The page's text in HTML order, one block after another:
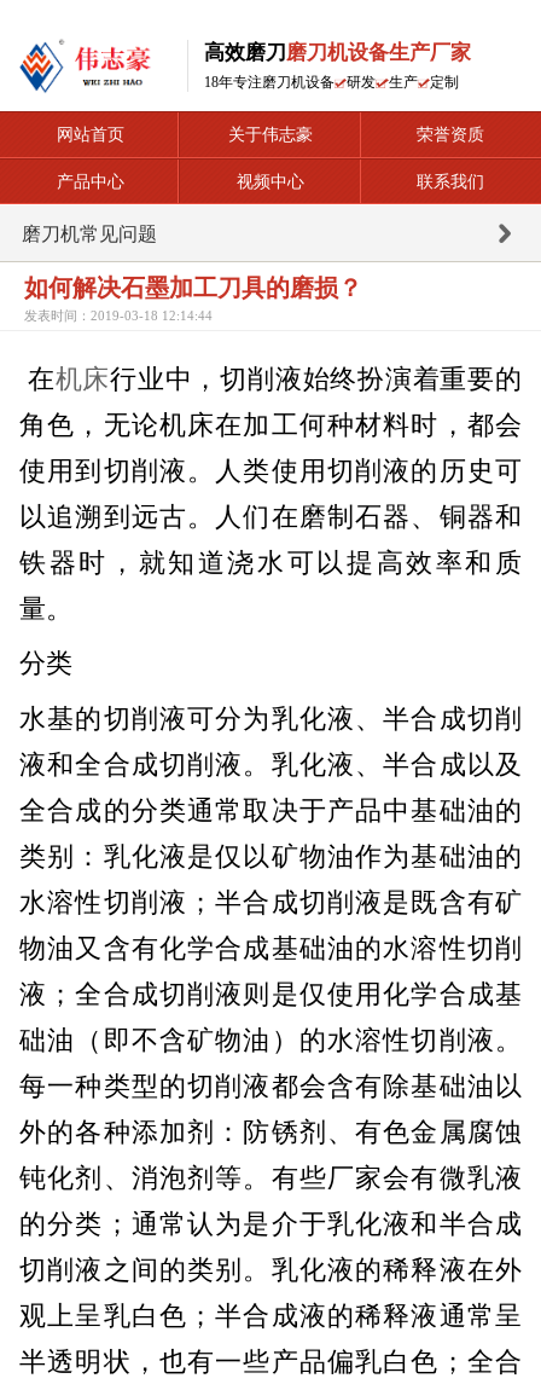
高效磨刀 磨刀机设备生产厂家
18年专注磨刀机设备 研发 生产 定制
网站首页 关于伟志豪 荣誉资质
产品中心 视频中心 联系我们
磨刀机常见问题
如何解决石墨加工刀具的磨损？
发表时间：2019-03-18 12:14:44
在机床行业中，切削液始终扮演着重要的
角色，无论机床在加工何种材料时，都会
使用到切削液。人类使用切削液的历史可
以追溯到远古。人们在磨制石器、铜器和
铁器时，就知道浇水可以提高效率和质
量。
分类
水基的切削液可分为乳化液、半合成切削
液和全合成切削液。乳化液、半合成以及
全合成的分类通常取决于产品中基础油的
类别：乳化液是仅以矿物油作为基础油的
水溶性切削液；半合成切削液是既含有矿
物油又含有化学合成基础油的水溶性切削
液；全合成切削液则是仅使用化学合成基
础油（即不含矿物油）的水溶性切削液。
每一种类型的切削液都会含有除基础油以
外的各种添加剂：防锈剂、有色金属腐蚀
钝化剂、消泡剂等。有些厂家会有微乳液
的分类；通常认为是介于乳化液和半合成
切削液之间的类别。乳化液的稀释液在外
观上呈乳白色；半合成液的稀释液通常呈
半透明状，也有一些产品偏乳白色；全合